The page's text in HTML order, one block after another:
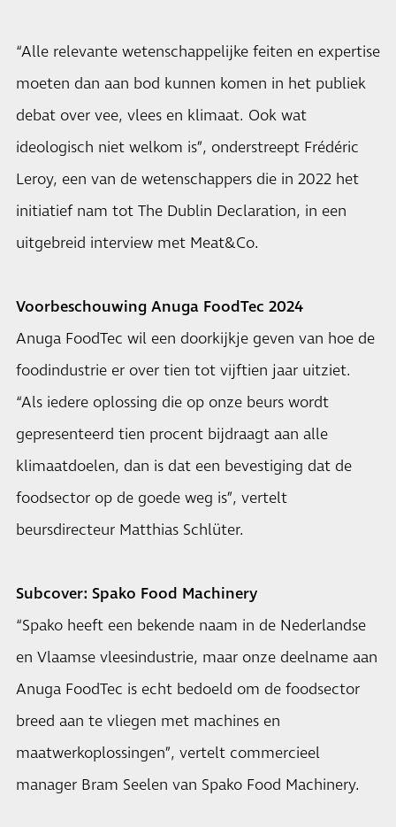
“Alle relevante wetenschappelijke feiten en expertise
moeten dan aan bod kunnen komen in het publiek
debat over vee, vlees en klimaat. Ook wat
ideologisch niet welkom is”, onderstreept Frédéric
Leroy, een van de wetenschappers die in 2022 het
initiatief nam tot The Dublin Declaration, in een
uitgebreid interview met Meat&Co.
Voorbeschouwing Anuga FoodTec 2024
Anuga FoodTec wil een doorkijkje geven van hoe de
foodindustrie er over tien tot vijftien jaar uitziet.
“Als iedere oplossing die op onze beurs wordt
gepresenteerd tien procent bijdraagt aan alle
klimaatdoelen, dan is dat een bevestiging dat de
foodsector op de goede weg is”, vertelt
beursdirecteur Matthias Schlüter.
Subcover: Spako Food Machinery
“Spako heeft een bekende naam in de Nederlandse
en Vlaamse vleesindustrie, maar onze deelname aan
Anuga FoodTec is echt bedoeld om de foodsector
breed aan te vliegen met machines en
maatwerkoplossingen”, vertelt commercieel
manager Bram Seelen van Spako Food Machinery.